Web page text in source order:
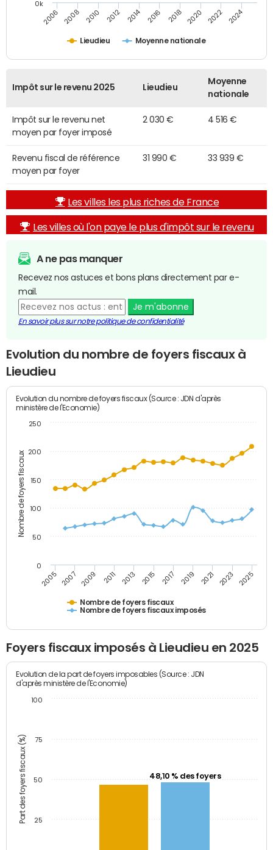
Lieudieu Moyenne nationale
2006 2008 2010 2012 2014 2016 2018 2020 2022 2024
0k
Impôt sur le revenu 2025 Lieudieu
Moyenne
nationale
Impôt sur le revenu net
moyen par foyer imposé
2 030 € 4 516 €
Revenu fiscal de référence
moyen par foyer
31 990 € 33 939 €
Les villes les plus riches de France
Les villes où l'on paye le plus d'impôt sur le revenu
A ne pas manquer
Recevez nos astuces et bons plans directement par e-
mail.
Je m'abonne
En savoir plus sur notre politique de confidentialité
Evolution du nombre de foyers fiscaux à
Lieudieu
Nombre de foyers fiscaux
Evolution du nombre de foyers fiscaux (Source : JDN d'après
ministère de l'Economie)
Nombre de foyers fiscaux
Nombre de foyers fiscaux imposés
2005 2007 2009 2011 2013 2015 2017 2019 2021 2023 2025
0
50
100
150
200
250
Foyers fiscaux imposés à Lieudieu en 2025
Part des foyers fiscaux (%)
Evolution de la part de foyers imposables (Source : JDN
d'après ministère de l'Economie)
48,10 % des foyers
25
50
75
100